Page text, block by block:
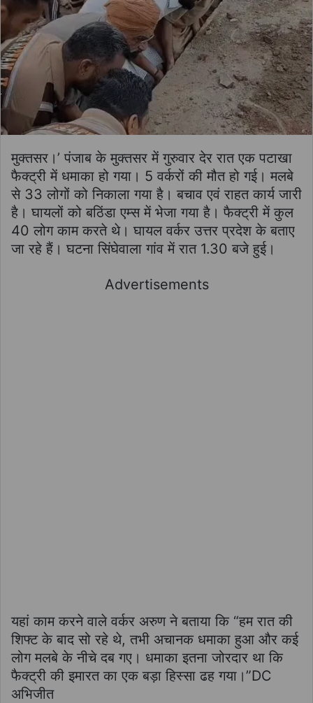
मुक्तसर।’ पंजाब के मुक्तसर में गुरुवार देर रात एक पटाखा
फैक्ट्री में धमाका हो गया। 5 वर्करों की मौत हो गई। मलबे
से 33 लोगों को निकाला गया है। बचाव एवं राहत कार्य जारी
है। घायलों को बठिंडा एम्स में भेजा गया है। फैक्ट्री में कुल
40 लोग काम करते थे। घायल वर्कर उत्तर प्रदेश के बताए
जा रहे हैं। घटना सिंघेवाला गांव में रात 1.30 बजे हुई।
Advertisements
यहां काम करने वाले वर्कर अरुण ने बताया कि “हम रात की
शिफ्ट के बाद सो रहे थे, तभी अचानक धमाका हुआ और कई
लोग मलबे के नीचे दब गए। धमाका इतना जोरदार था कि
फैक्ट्री की इमारत का एक बड़ा हिस्सा ढह गया।”DC
अभिजीत